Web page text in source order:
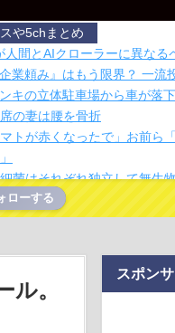
や5chまとめ
人間とAIクローラーに異なる
企業頼み』はもう限界？ 一流
キの立体駐車場から車が
の妻は腰を骨折
トが赤くなったで」お前ら
菌はそれぞれ独立して無生
日本人と同じ生活者で、地
事会が政府に提出
ント、総額43億…
「そうそう、これでいいんだ
スター、「頭上の荷物入れ
ローする
。
スポン